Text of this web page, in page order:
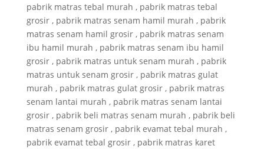
pabrik matras tebal murah , pabrik matras tebal
grosir , pabrik matras senam hamil murah , pabrik
matras senam hamil grosir , pabrik matras senam
ibu hamil murah , pabrik matras senam ibu hamil
grosir , pabrik matras untuk senam murah , pabrik
matras untuk senam grosir , pabrik matras gulat
murah , pabrik matras gulat grosir , pabrik matras
senam lantai murah , pabrik matras senam lantai
grosir , pabrik beli matras senam murah , pabrik beli
matras senam grosir , pabrik evamat tebal murah ,
pabrik evamat tebal grosir , pabrik matras karet